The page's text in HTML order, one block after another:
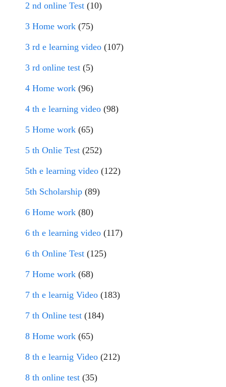
2 nd online Test (10)
3 Home work (75)
3 rd e learning video (107)
3 rd online test (5)
4 Home work (96)
4 th e learning video (98)
5 Home work (65)
5 th Onlie Test (252)
5th e learning video (122)
5th Scholarship (89)
6 Home work (80)
6 th e learning video (117)
6 th Online Test (125)
7 Home work (68)
7 th e learnig Video (183)
7 th Online test (184)
8 Home work (65)
8 th e learnig Video (212)
8 th online test (35)